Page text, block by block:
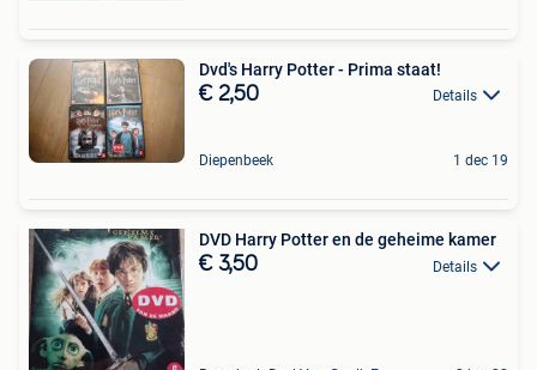
Dvd's Harry Potter - Prima staat!
€ 2,50 Details
Diepenbeek 1 dec 19
DVD Harry Potter en de geheime kamer
€ 3,50 Details